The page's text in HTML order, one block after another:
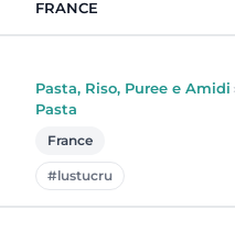
FRANCE
Pasta, Riso, Puree e Amidi
Pasta
France
#lustucru